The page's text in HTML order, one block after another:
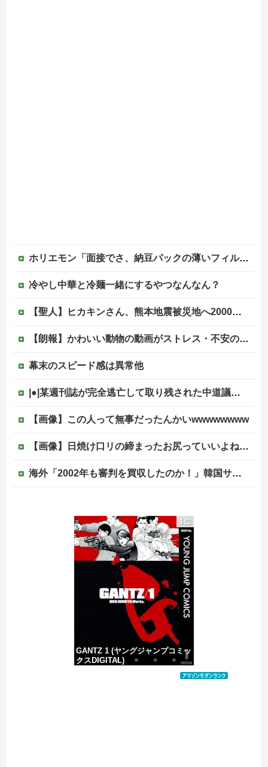
ホリエモン「面接でさ、納豆パックの薄いフィルムって何のために入っていの？って聞くわけ」
冷やし中華と冷麺一緒にするやつなんなん？
【聖人】ヒカキンさん、熊本地震被災地へ2000万円の寄付！
【朗報】かわいい動物の動画がストレス・不安の軽減になる可能性。英大学の研究で実証
幕末のスピード感は異常他
|●|某週刊誌が完全逃亡して取り残された中道議員が絶体絶命の窮地、「今度は宏池会に矛先を向けたか……」と節操の無さに呆れる人が続出
【画像】この人って無事だったんかいwwwwwwww
【画像】日焼け口リの締まったお尻っていいよね！ｗｗｗｗｗ
海外「2002年も審判を買収したのか！」韓国サッカー協会による国際試合の審判買収が発覚し大騒ぎ！【海外の反応】
ジャンポケ斎藤と代理人のやりとり、「地獄すぎて完全にコントになってる……」と衝撃を受ける人が続出中
ショートスリーパー堀大輔、高須幹弥にブチギレ
【ヤバい】100件以上の窃盗をしたトルコ国籍の男3人を逮捕 #移民 #外国人
1位
GANTZ 1 (ヤングジャンプコミッ
クスDIGITAL)
価格：¥100